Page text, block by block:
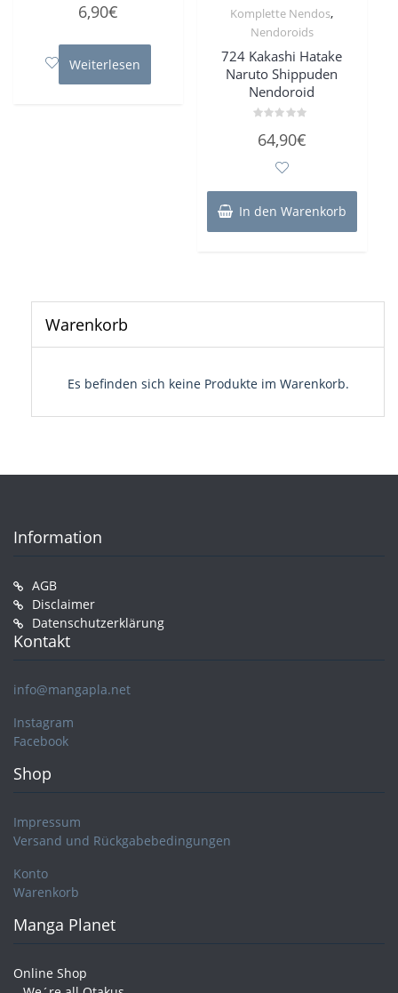
mit
5
6,90€
Weiterlesen
Komplette Nendos,
Nendoroids
724 Kakashi Hatake
Naruto Shippuden
Nendoroid
mit
64,90€
In den Warenkorb
Warenkorb
Es befinden sich keine Produkte im Warenkorb.
Information
AGB
Disclaimer
Datenschutzerklärung
Kontakt
info@mangapla.net
Instagram
Facebook
Shop
Impressum
Versand und Rückgabebedingungen
Konto
Warenkorb
Manga Planet
Online Shop